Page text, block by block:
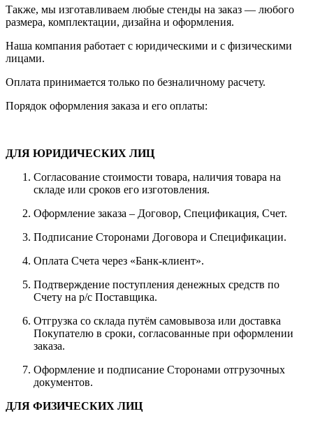
Также, мы изготавливаем любые стенды на заказ — любого
размера, комплектации, дизайна и оформления.
Наша компания работает с юридическими и с физическими
лицами.
Оплата принимается только по безналичному расчету.
Порядок оформления заказа и его оплаты:
ДЛЯ ЮРИДИЧЕСКИХ ЛИЦ
Согласование стоимости товара, наличия товара на
складе или сроков его изготовления.
Оформление заказа – Договор, Спецификация, Счет.
Подписание Сторонами Договора и Спецификации.
Оплата Счета через «Банк-клиент».
Подтверждение поступления денежных средств по
Счету на р/с Поставщика.
Отгрузка со склада путём самовывоза или доставка
Покупателю в сроки, согласованные при оформлении
заказа.
Оформление и подписание Сторонами отгрузочных
документов.
ДЛЯ ФИЗИЧЕСКИХ ЛИЦ